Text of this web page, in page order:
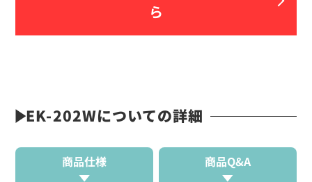
ら
EK-202Wについての詳細
商品仕様 商品Q&A